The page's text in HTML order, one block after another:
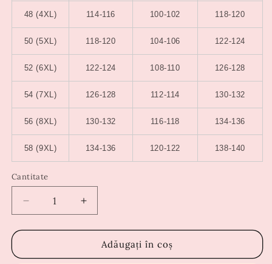
48 (4XL) 114-116 100-102 118-120
50 (5XL) 118-120 104-106 122-124
52 (6XL) 122-124 108-110 126-128
54 (7XL) 126-128 112-114 130-132
56 (8XL) 130-132 116-118 134-136
58 (9XL) 134-136 120-122 138-140
Cantitate
Reduceți
cantitatea
pentru
April
Creșteți
cantitatea
pentru
Rochie
April
Adăugați în coș